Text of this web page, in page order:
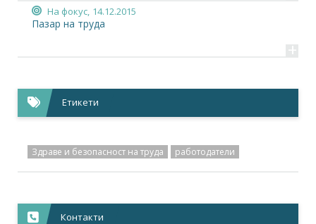
На фокус, 14.12.2015
Пазар на труда
+
Етикети
Здраве и безопасност на труда работодатели
Контакти